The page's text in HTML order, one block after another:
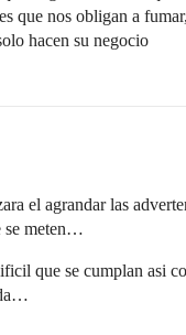
que nos obligan a
hacen su negocio
el agrandar las
se meten…
que se cumplan asi